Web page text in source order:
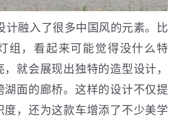
计融入了很多中国风的元素。比
组，看起来可能觉得没什么特
就会展现出独特的造型设计，
湖面的廊桥。这样的设计不仅提
度，还为这款车增添了不少美学